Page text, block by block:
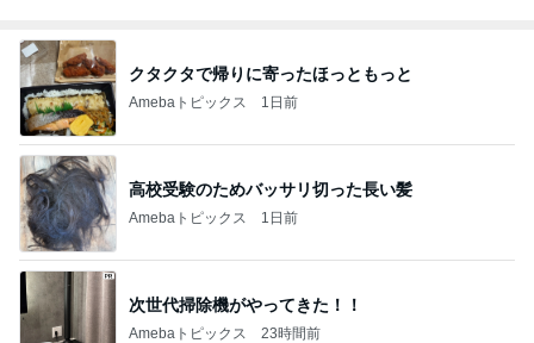
クタクタで帰りに寄ったほっともっと
Amebaトピックス 1日前
高校受験のためバッサリ切った長い髪
Amebaトピックス 1日前
次世代掃除機がやってきた！！
Amebaトピックス 23時間前